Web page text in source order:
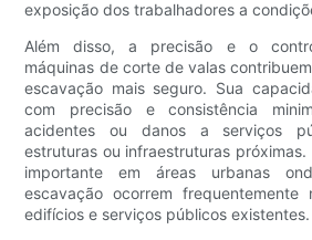
exposição dos trabalhadores a
Além disso, a precisão e o
máquinas de corte de valas
escavação mais seguro. Sua
com precisão e consistência
acidentes ou danos a serviços
estruturas ou infraestruturas
importante em áreas urbanas
escavação ocorrem frequentemente
edifícios e serviços públicos existentes.